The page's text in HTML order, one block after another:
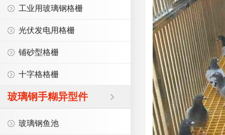
工业用玻璃钢格栅
光伏发电用格栅
铺砂型格栅
十字格格栅
玻璃钢手糊异型件
玻璃钢鱼池